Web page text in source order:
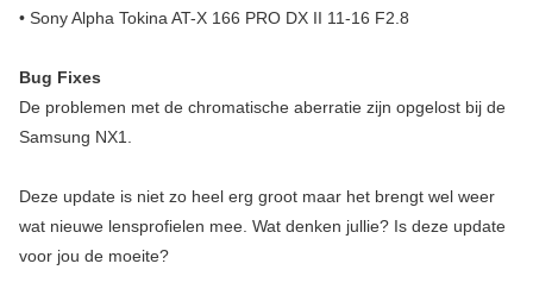
• Sony Alpha Tokina AT-X 166 PRO DX II 11-16 F2.8
Bug Fixes
De problemen met de chromatische aberratie zijn opgelost bij de
Samsung NX1.
Deze update is niet zo heel erg groot maar het brengt wel weer
wat nieuwe lensprofielen mee. Wat denken jullie? Is deze update
voor jou de moeite?